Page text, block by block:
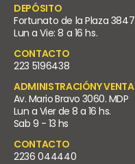
DEPÓSITO
Fortunato de la Plaza
Lun a Vie: 8 a 16 hs.
CONTACTO
223 5196438
ADMINISTRACIÓNY VENTA
Av. Mario Bravo 3060. MDP
Lun a Vier de 8 a 16 hs.
Sab 9 - 13 hs
CONTACTO
2236 044440